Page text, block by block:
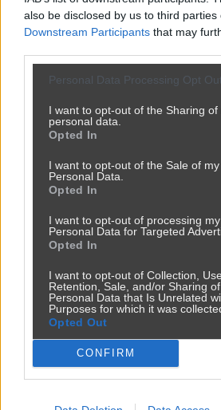
also be disclosed by us to third parties
Downstream Participants that may
Personal Data Processing Opt
I want to opt-out of the Sharing of
personal data.
Opted In
I want to opt-out of the Sale of my
Personal Data.
Opted In
I want to opt-out of processing my
Personal Data for Targeted
Opted In
I want to opt-out of Collection, Use,
Retention, Sale, and/or Sharing
Personal Data that Is Unrelated
Purposes for which it was
Opted Out
CONFIRM
0